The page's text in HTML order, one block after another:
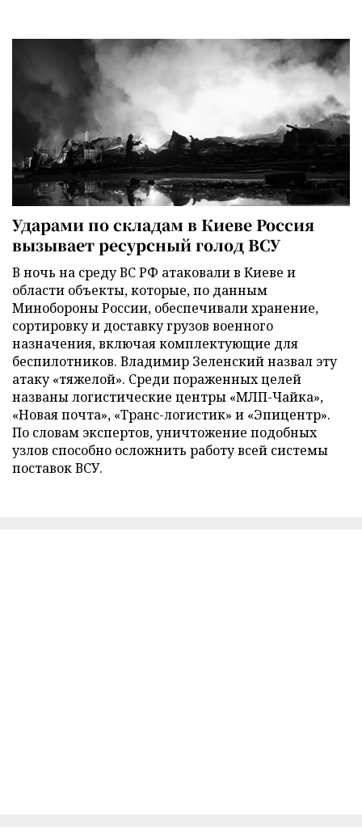
Ударами по складам в Киеве Россия
вызывает ресурсный голод ВСУ
В ночь на среду ВС РФ атаковали в Киеве и
области объекты, которые, по данным
Минобороны России, обеспечивали хранение,
сортировку и доставку грузов военного
назначения, включая комплектующие для
беспилотников. Владимир Зеленский назвал эту
атаку «тяжелой». Среди пораженных целей
названы логистические центры «МЛП-Чайка»,
«Новая почта», «Транс-логистик» и «Эпицентр».
По словам экспертов, уничтожение подобных
узлов способно осложнить работу всей системы
поставок ВСУ.